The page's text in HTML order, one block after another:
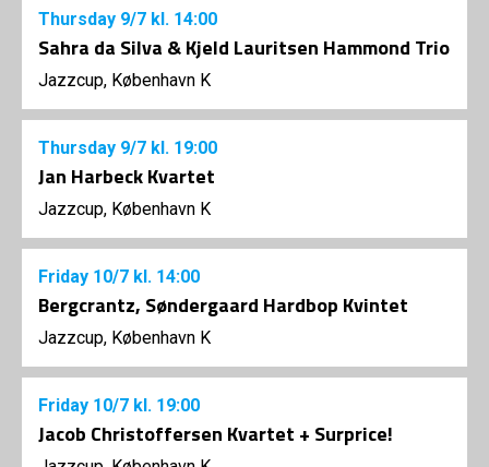
Thursday 9/7 kl. 14:00
Sahra da Silva & Kjeld Lauritsen Hammond Trio
Jazzcup, København K
Thursday 9/7 kl. 19:00
Jan Harbeck Kvartet
Jazzcup, København K
Friday 10/7 kl. 14:00
Bergcrantz, Søndergaard Hardbop Kvintet
Jazzcup, København K
Friday 10/7 kl. 19:00
Jacob Christoffersen Kvartet + Surprice!